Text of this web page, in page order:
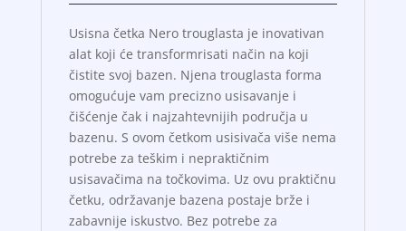
Usisna četka Nero trouglasta je inovativan
alat koji će transformrisati način na koji
čistite svoj bazen. Njena trouglasta forma
omogućuje vam precizno usisavanje i
čišćenje čak i najzahtevnijih područja u
bazenu. S ovom četkom usisivača više nema
potrebe za teškim i nepraktičnim
usisavačima na točkovima. Uz ovu praktičnu
četku, održavanje bazena postaje brže i
zabavnije iskustvo. Bez potrebe za